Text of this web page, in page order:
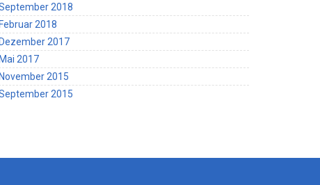
2018
2018
2017
2017
2015
2015